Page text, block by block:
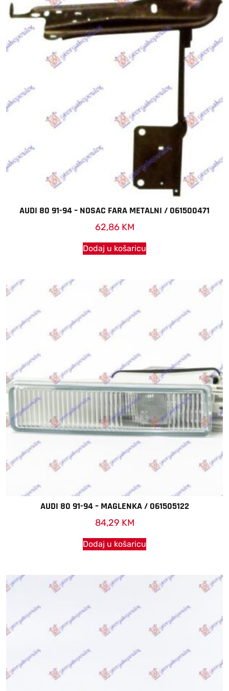
AUDI 80 91-94 – NOSAC FARA METALNI / 061500471
62,86 KM
Dodaj u košaricu
AUDI 80 91-94 – MAGLENKA / 061505122
84,29 KM
Dodaj u košaricu